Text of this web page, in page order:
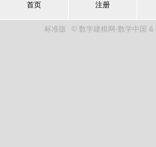
首页 注册
标准版 © 数学建模网-数学中国 &